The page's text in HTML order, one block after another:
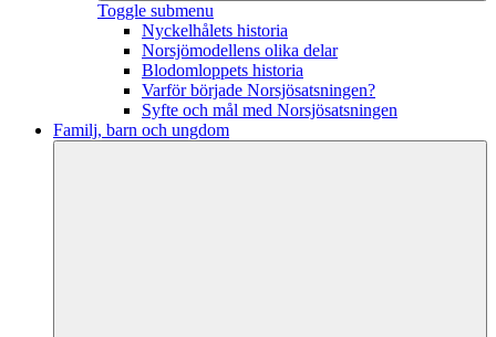
Toggle submenu
Nyckelhålets historia
Norsjömodellens olika delar
Blodomloppets historia
Varför började Norsjösatsningen?
Syfte och mål med Norsjösatsningen
Familj, barn och ungdom